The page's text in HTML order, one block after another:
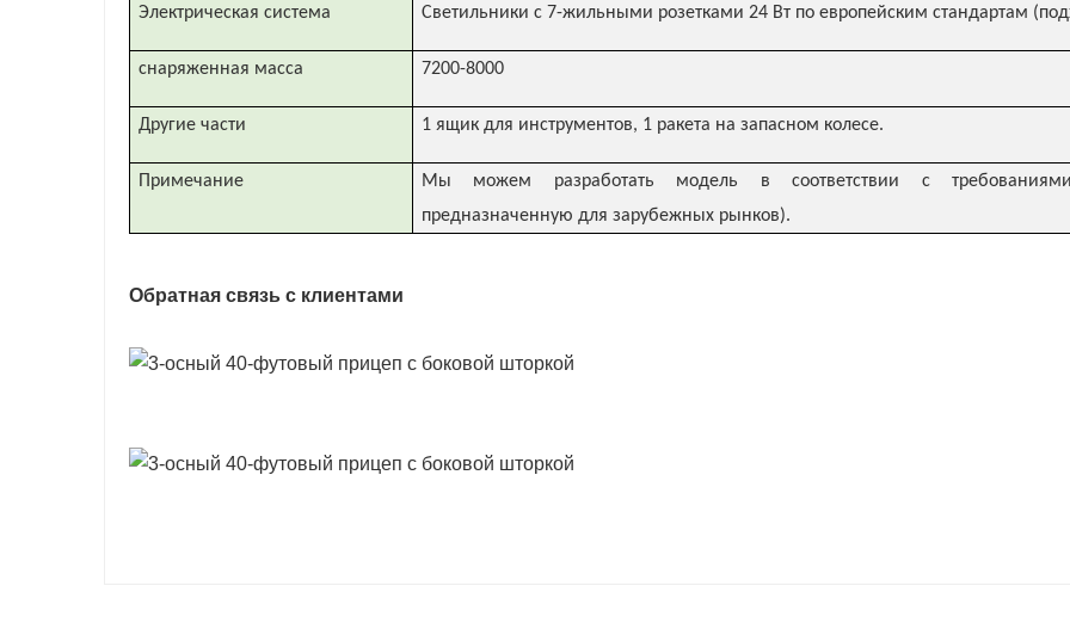
Электрическая система Светильники с 7-жильными розетками 24 Вт по европейским стандартам
снаряженная масса 7200-8000
Другие части 1 ящик для инструментов, 1 ракета на запасном колесе.
Примечание
Мы можем разработать модель в соответствии с
предназначенную для зарубежных рынков).
Обратная связь с клиентами